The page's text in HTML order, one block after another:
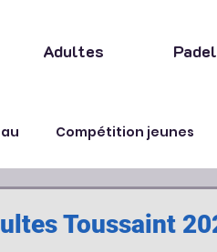
Adultes Padel
Compétition jeunes
Toussaint